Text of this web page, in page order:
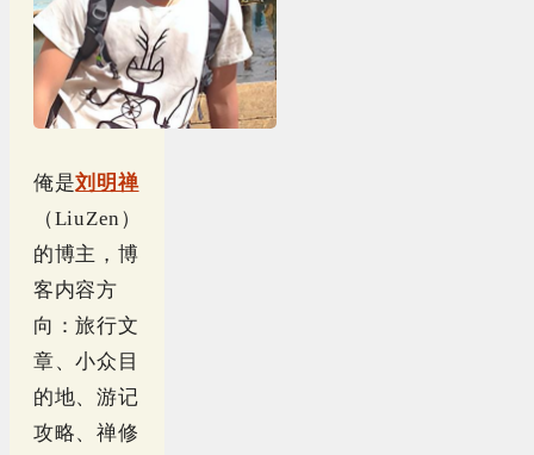
俺是刘明禅
（LiuZen）
的博主，博
客内容方
向：旅行文
章、小众目
的地、游记
攻略、禅修